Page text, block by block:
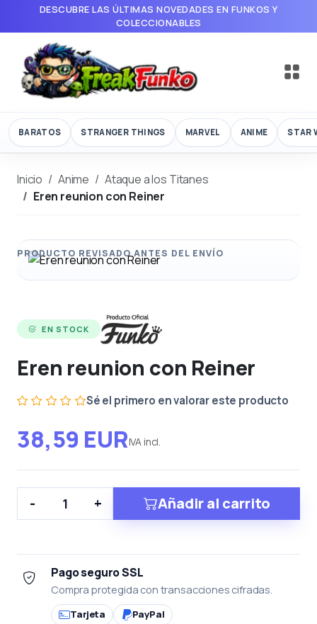
DESCUBRE LAS ÚLTIMAS NOVEDADES EN FUNKOS Y
COLECCIONABLES
BARATOS STRANGER THINGS MARVEL ANIME STAR
Inicio Anime
Ataque a los Titanes
Eren reunion con Reiner
EN STOCK
Eren reunion con Reiner
Sé el primero en valorar este producto
38,59 EURIVA incl.
- + Añadir al carrito
Pago seguro SSL
Compra protegida con transacciones cifradas.
Tarjeta PayPal